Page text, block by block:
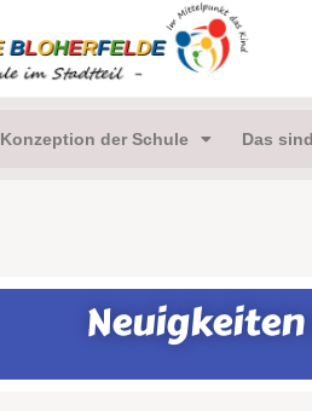
Konzeption der Schule Das